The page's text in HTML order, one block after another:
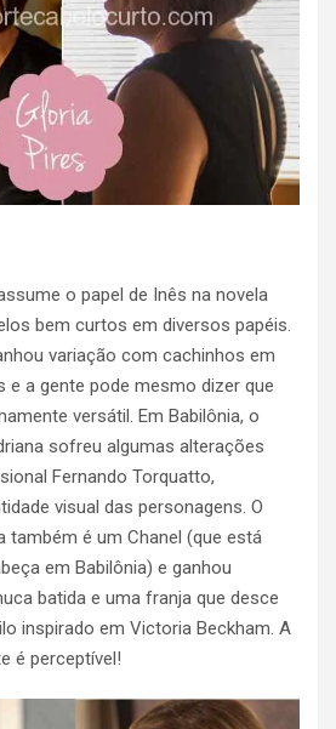
o papel de Inês na novela
bem curtos em diversos papéis.
variação com cachinhos em
e a gente pode mesmo dizer que
versátil. Em Babilônia, o
sofreu algumas alterações
Fernando Torquatto,
visual das personagens. O
também é um Chanel (que está
em Babilônia) e ganhou
batida e uma franja que desce
inspirado em Victoria Beckham. A
é perceptível!